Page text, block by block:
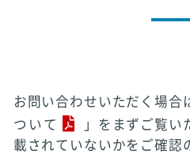
お問い合わせいただく場合
ついて
」をまずご覧い
載されていないかをご確認